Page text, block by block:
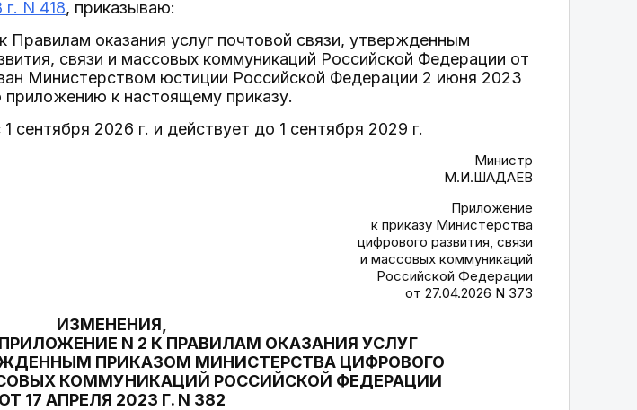
N 418, приказываю:
Правилам оказания услуг почтовой связи, утвержденным
связи и массовых коммуникаций Российской Федерации от
Министерством юстиции Российской Федерации 2 июня 2023
приложению к настоящему приказу.
сентября 2026 г. и действует до 1 сентября 2029 г.
Министр
М.И.ШАДАЕВ
Приложение
к приказу Министерства
цифрового развития, связи
и массовых коммуникаций
Российской Федерации
от 27.04.2026 N 373
ИЗМЕНЕНИЯ,
N 2 К ПРАВИЛАМ ОКАЗАНИЯ УСЛУГ
ПРИКАЗОМ МИНИСТЕРСТВА ЦИФРОВОГО
КОММУНИКАЦИЙ РОССИЙСКОЙ ФЕДЕРАЦИИ
ОТ 17 АПРЕЛЯ 2023 Г. N 382